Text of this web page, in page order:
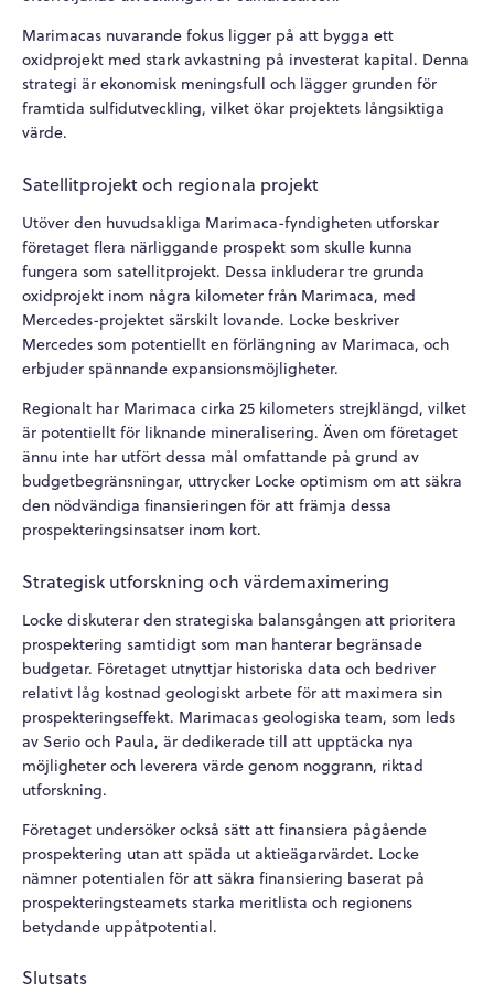
Marimacas nuvarande fokus ligger på att bygga ett
oxidprojekt med stark avkastning på investerat kapital. Denna
strategi är ekonomisk meningsfull och lägger grunden för
framtida sulfidutveckling, vilket ökar projektets långsiktiga
värde.
Satellitprojekt och regionala projekt
Utöver den huvudsakliga Marimaca-fyndigheten utforskar
företaget flera närliggande prospekt som skulle kunna
fungera som satellitprojekt. Dessa inkluderar tre grunda
oxidprojekt inom några kilometer från Marimaca, med
Mercedes-projektet särskilt lovande. Locke beskriver
Mercedes som potentiellt en förlängning av Marimaca, och
erbjuder spännande expansionsmöjligheter.
Regionalt har Marimaca cirka 25 kilometers strejklängd, vilket
är potentiellt för liknande mineralisering. Även om företaget
ännu inte har utfört dessa mål omfattande på grund av
budgetbegränsningar, uttrycker Locke optimism om att säkra
den nödvändiga finansieringen för att främja dessa
prospekteringsinsatser inom kort.
Strategisk utforskning och värdemaximering
Locke diskuterar den strategiska balansgången att prioritera
prospektering samtidigt som man hanterar begränsade
budgetar. Företaget utnyttjar historiska data och bedriver
relativt låg kostnad geologiskt arbete för att maximera sin
prospekteringseffekt. Marimacas geologiska team, som leds
av Serio och Paula, är dedikerade till att upptäcka nya
möjligheter och leverera värde genom noggrann, riktad
utforskning.
Företaget undersöker också sätt att finansiera pågående
prospektering utan att späda ut aktieägarvärdet. Locke
nämner potentialen för att säkra finansiering baserat på
prospekteringsteamets starka meritlista och regionens
betydande uppåtpotential.
Slutsats